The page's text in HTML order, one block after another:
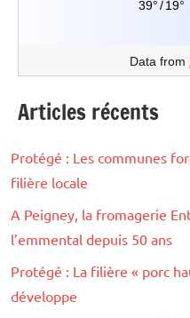
39°/19°
Data from
Articles récents
Protégé : Les communes
filière locale
A Peigney, la fromagerie
l’emmental depuis 50 ans
Protégé : La filière « porc
développe